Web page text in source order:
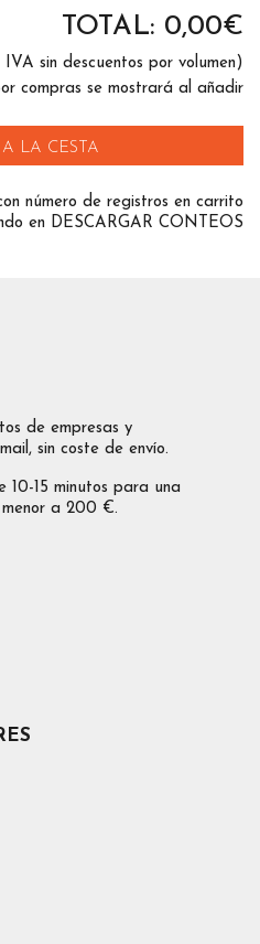
TOTAL: 0,00€
IVA sin descuentos por volumen)
compras se mostrará al añadir
LA CESTA
número de registros en carrito
en DESCARGAR CONTEOS
de empresas y
sin coste de envío.
10-15 minutos para una
a 200 €.